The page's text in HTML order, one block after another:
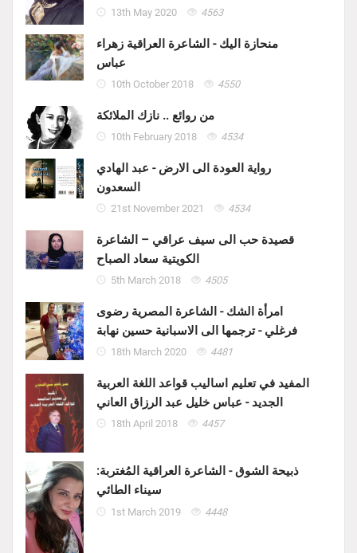
13th May 2020 4563
منحازة اليك - الشاعرة العراقية زهراء
عباس
10th October 2018 4550
من روائع .. نازك الملائكة
10th February 2018 4534
رواية العودة الى الارض - عبد الهادي
السعدون
21st November 2021 4534
قصيدة حب الى سيف عراقي – الشاعرة
الكويتية سعاد الصباح
5th March 2018 4505
امرأة الشك - الشاعرة المصرية رضوى
فرغلي - ترجمها الى الاسبانية حسين نهابة
18th March 2020 4481
المفيد في تعليم اساليب قواعد اللغة العربية
الجديد - عباس خليل عبد الرزاق العاني
18th April 2018 4457
ذبيحة الشوق - الشاعرة العراقية المُغتربة:
سيناء الطائي
1st March 2019 4448